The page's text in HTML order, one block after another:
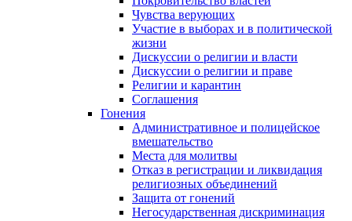
Чувства верующих
Участие в выборах и в политической
жизни
Дискуссии о религии и власти
Дискуссии о религии и праве
Религии и карантин
Соглашения
Гонения
Административное и полицейское
вмешательство
Места для молитвы
Отказ в регистрации и ликвидация
религиозных объединений
Защита от гонений
Негосударственная дискриминация